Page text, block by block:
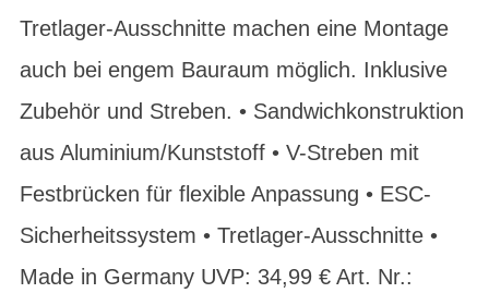
Tretlager-Ausschnitte machen eine Montage
auch bei engem Bauraum möglich. Inklusive
Zubehör und Streben. • Sandwichkonstruktion
aus Aluminium/Kunststoff • V-Streben mit
Festbrücken für flexible Anpassung • ESC-
Sicherheitssystem • Tretlager-Ausschnitte •
Made in Germany UVP: 34,99 € Art. Nr.: